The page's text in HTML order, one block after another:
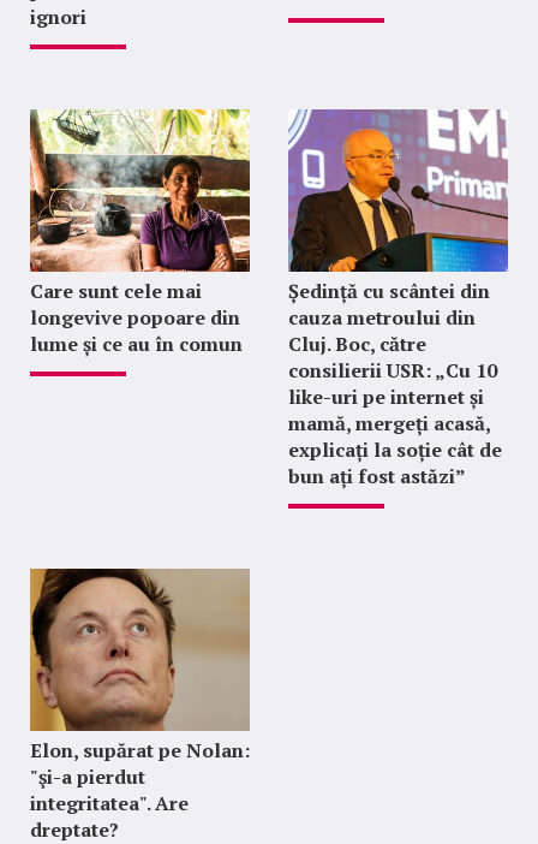
ignori
Care sunt cele mai
longevive popoare din
lume și ce au în comun
Ședință cu scântei din
cauza metroului din
Cluj. Boc, către
consilierii USR: „Cu 10
like-uri pe internet și
mamă, mergeți acasă,
explicați la soție cât de
bun ați fost astăzi”
Elon, supărat pe Nolan:
"şi-a pierdut
integritatea". Are
dreptate?